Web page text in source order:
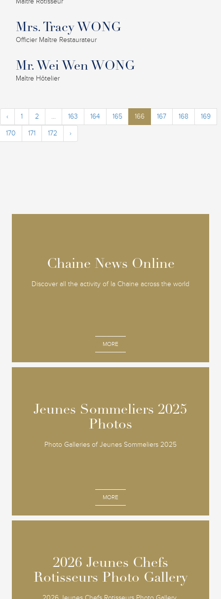
Mrs. Tracy WONG
Officier Maître Restaurateur
Mr. Wei Wen WONG
Maître Hôtelier
‹ 1 2 ... 163 164 165 166 167 168
169
170
171 172 ›
Chaine News Online
Discover all the activity of la Chaine across the world
MORE
Chaine News Online
Jeunes Sommeliers 2025
Photos
Photo Galleries of Jeunes Sommeliers 2025
MORE
Jeunes Sommeliers 2025
Photos
2026 Jeunes Chefs
Rotisseurs Photo Gallery
2026 Jeunes Chefs
Rotisseurs Photo Gallery